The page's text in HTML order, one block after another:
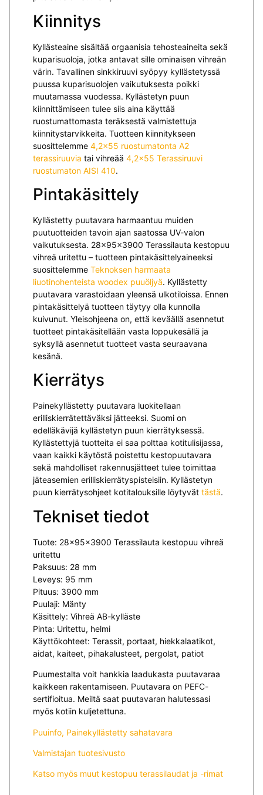
Kiinnitys
Kyllästeaine sisältää orgaanisia tehosteaineita sekä
kuparisuoloja, jotka antavat sille ominaisen vihreän
värin. Tavallinen sinkkiruuvi syöpyy kyllästetyssä
puussa kuparisuolojen vaikutuksesta poikki
muutamassa vuodessa. Kyllästetyn puun
kiinnittämiseen tulee siis aina käyttää
ruostumattomasta teräksestä valmistettuja
kiinnitystarvikkeita. Tuotteen kiinnitykseen
suosittelemme 4,2×55 ruostumatonta A2
terassiruuvia tai vihreää 4,2×55 Terassiruuvi
ruostumaton AISI 410.
Pintakäsittely
Kyllästetty puutavara harmaantuu muiden
puutuotteiden tavoin ajan saatossa UV-valon
vaikutuksesta. 28x95x3900 Terassilauta kestopuu
vihreä uritettu – tuotteen pintakäsittelyaineeksi
suosittelemme Teknoksen harmaata
liuotinohenteista woodex puuöljyä. Kyllästetty
puutavara varastoidaan yleensä ulkotiloissa. Ennen
pintakäsittelyä tuotteen täytyy olla kunnolla
kuivunut. Yleisohjeena on, että keväällä asennetut
tuotteet pintakäsitellään vasta loppukesällä ja
syksyllä asennetut tuotteet vasta seuraavana
kesänä.
Kierrätys
Painekyllästetty puutavara luokitellaan
erilliskierrätettäväksi jät­teeksi. Suomi on
edelläkävijä kyllästetyn puun kierrätyksessä.
Kyllästettyjä tuotteita ei saa polttaa kotitulisijassa,
vaan kaikki käytöstä poistettu kestopuutavara
sekä mah­dolliset rakennusjätteet tulee toimittaa
jäteasemien erilliskierrätyspisteisiin. Kyllästetyn
puun kierrätysohjeet kotitalouksille löytyvät tästä.
Tekniset tiedot
Tuote: 28x95x3900 Terassilauta kestopuu vihreä
uritettu
Paksuus: 28 mm
Leveys: 95 mm
Pituus: 3900 mm
Puulaji: Mänty
Käsittely: Vihreä AB-kylläste
Pinta: Uritettu, helmi
Käyttökohteet: Terassit, portaat, hiekkalaatikot,
aidat, kaiteet, pihakalusteet, pergolat, patiot
Puumestalta voit hankkia laadukasta puutavaraa
kaikkeen rakentamiseen. Puutavara on PEFC-
sertifioitua. Meiltä saat puutavaran halutessasi
myös kotiin kuljetettuna.
Puuinfo, Painekyllästetty sahatavara
Valmistajan tuotesivusto
Katso myös muut kestopuu terassilaudat ja -rimat